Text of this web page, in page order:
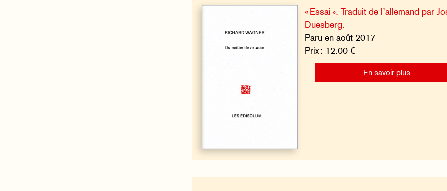
« Essai ». Traduit de l’allemand par
Duesberg.
Paru en août 2017
Prix : 12.00 €
En savoir plus